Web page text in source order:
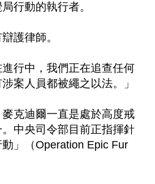
行動的執行者。
護律師。
行中，我們正在追查任何
案人員都被繩之以法。」
克迪爾一直是處於高度戒
中央司令部目前正指揮針
」（Operation Epic Fur